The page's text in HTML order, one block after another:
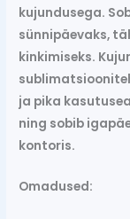
kujundusega.
sünnipäevaks,
kinkimiseks.
ja pika
ning sobib
kontoris.
Omadused: